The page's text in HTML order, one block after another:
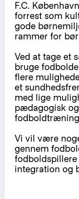
F.C.
forrest som
gode
rammer for
Ved at tage et
bruge
flere
et
med lige
pædagogisk
Vi vil være
gennem
integration og